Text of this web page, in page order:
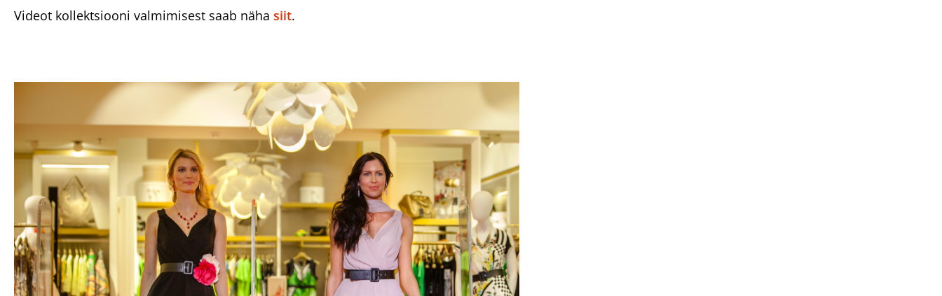
Videot kollektsiooni valmimisest saab näha siit.